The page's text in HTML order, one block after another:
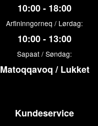
10:00 - 18:00
Arfininngorneq / Lørdag:
10:00 - 13:00
Sapaat / Søndag:
Matoqqavoq / Lukket
Kundeservice